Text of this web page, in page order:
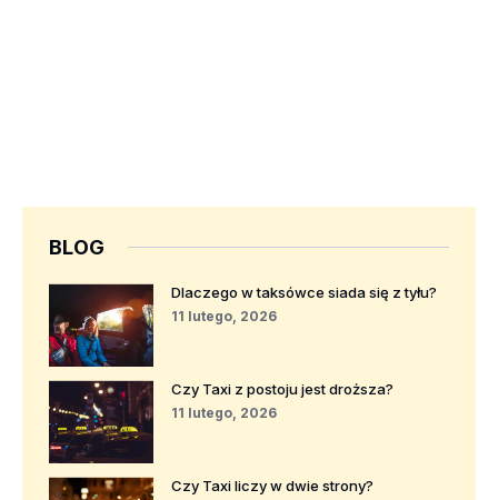
BLOG
Dlaczego w taksówce siada się z tyłu?
11 lutego, 2026
Czy Taxi z postoju jest droższa?
11 lutego, 2026
Czy Taxi liczy w dwie strony?